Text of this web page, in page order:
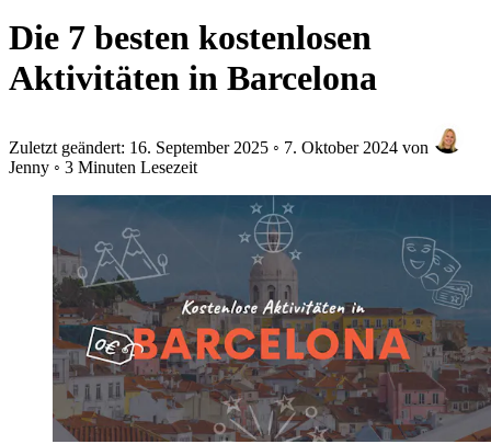
Die 7 besten kostenlosen
Aktivitäten in Barcelona
Zuletzt geändert: 16. September 2025 ◦ 7. Oktober 2024 von
Jenny ◦ 3 Minuten Lesezeit